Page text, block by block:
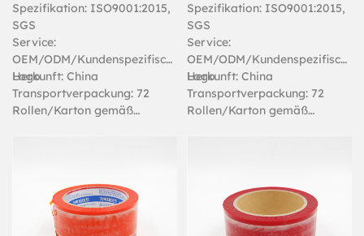
Spezifikation: ISO9001:2015,
SGS
Service:
OEM/ODM/Kundenspezifisches
Logo
Herkunft: China
Transportverpackung: 72
Rollen/Karton gemäß
Spezifikation: ISO9001:2015,
SGS
Service:
OEM/ODM/Kundenspezifisches
Logo
Herkunft: China
Transportverpackung: 72
Rollen/Karton gemäß